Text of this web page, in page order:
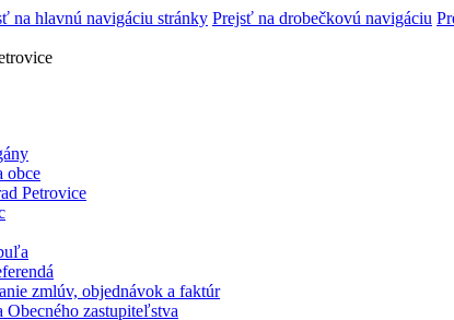
na hlavnú navigáciu stránky Prejsť na drobečkovú navigáciu
obce
Petrovice
zmlúv, objednávok a faktúr
Obecného zastupiteľstva